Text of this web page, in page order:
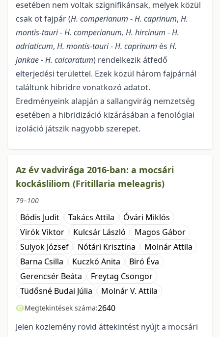
esetében nem voltak szignifikánsak, melyek közül
csak öt fajpár (H. comperianum -H. caprinum, H.
montis-tauri-H. comperianum, H. hircinum - H.
adriaticum, H. montis-tauri - H. caprinum és H.
jankae-H. calcaratum) rendelkezik átfedő
elterjedési területtel. Ezek közül három fajpárnál
találtunk hibridre vonatkozó adatot.
Eredményeink alapján a sallangvirág nemzetség
esetében a hibridizáció kizárásában a fenológiai
izoláció játszik nagyobb szerepet.
Az év vadvirága 2016-ban: a mocsári
kockásliliom (Fritillaria meleagris)
79–100
Bódis Judit Takács Attila
Óvári Miklós
Virók Viktor
Kulcsár László
Magos Gábor
Sulyok József
Nótári Krisztina
Molnár Attila
Barna Csilla
Kuczkó Anita
Biró Éva
Gerencsér Beáta
Freytag Csongor
Tüdősné Budai Júlia
Molnár V. Attila
Megtekintések száma:2640
Jelen közlemény rövid áttekintést nyújt a mocsári